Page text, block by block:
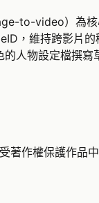
to-video）為核
，維持跨影片的
人物設定檔撰寫
著作權保護作品